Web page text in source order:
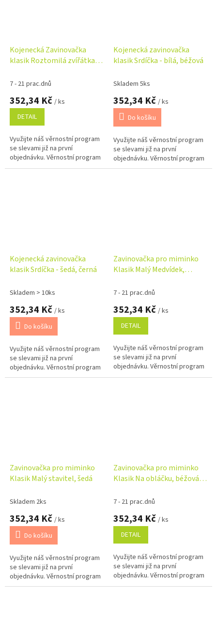
Kojenecká Zavinovačka
klasik Roztomilá zvířátka,
7 - 21 prac.dnů
352,34 Kč / ks
DETAIL
Využijte náš věrnostní program
se slevami již na první
objednávku. Věrnostní program
Kojenecká zavinovačka
klasik Srdíčka - bílá, béžová
Skladem 5ks
352,34 Kč / ks
Do košíku
Využijte náš věrnostní program
se slevami již na první
objednávku. Věrnostní program
Kojenecká zavinovačka
klasik Srdíčka - šedá, černá
Skladem > 10ks
352,34 Kč / ks
Do košíku
Využijte náš věrnostní program
se slevami již na první
objednávku. Věrnostní program
Zavinovačka pro miminko
Klasik Malý Medvídek,
7 - 21 prac.dnů
352,34 Kč / ks
DETAIL
Využijte náš věrnostní program
se slevami již na první
objednávku. Věrnostní program
Zavinovačka pro miminko
Klasik Malý stavitel, šedá
Skladem 2ks
352,34 Kč / ks
Do košíku
Využijte náš věrnostní program
se slevami již na první
objednávku. Věrnostní program
Zavinovačka pro miminko
Klasik Na obláčku, béžová,
7 - 21 prac.dnů
352,34 Kč / ks
DETAIL
Využijte náš věrnostní program
se slevami již na první
objednávku. Věrnostní program